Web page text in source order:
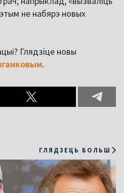
не набярэ новых
Глядзіце новы
.
ГЛЯДЗЕЦЬ БОЛЬШ